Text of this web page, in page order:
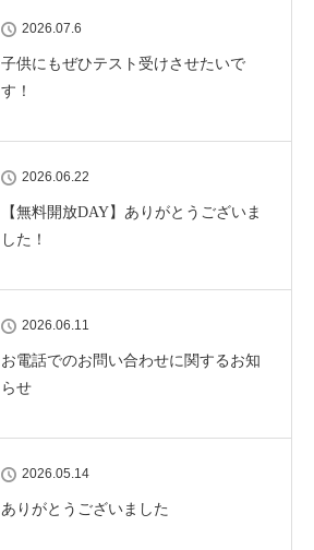
2026.07.6
子供にもぜひテスト受けさせたいで
す！
2026.06.22
【無料開放DAY】ありがとうございま
した！
2026.06.11
お電話でのお問い合わせに関するお知
らせ
2026.05.14
ありがとうございました